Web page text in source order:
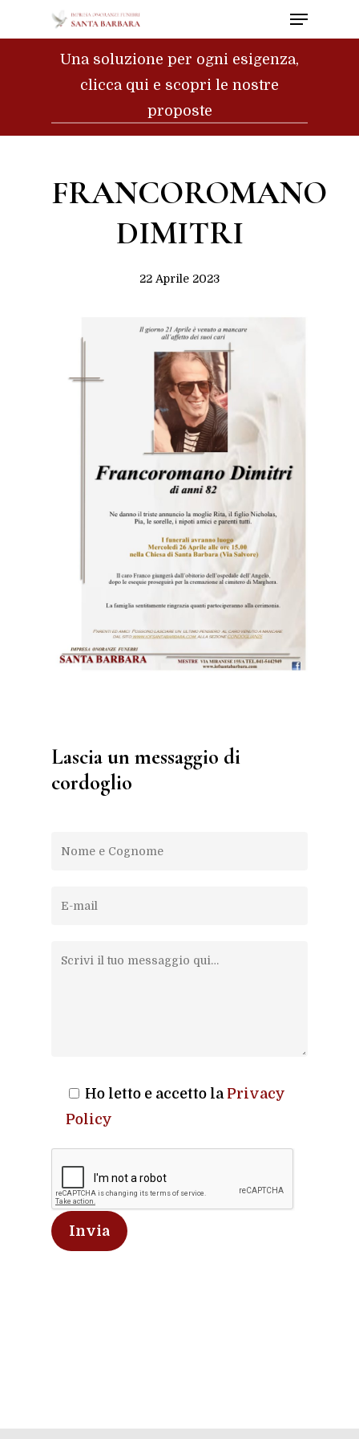
to
Menu
Una soluzione per ogni esigenza,
clicca qui e scopri le nostre
proposte
FRANCOROMANO
DIMITRI
22 Aprile 2023
Lascia un messaggio di
cordoglio
Ho letto e accetto la Privacy
Policy